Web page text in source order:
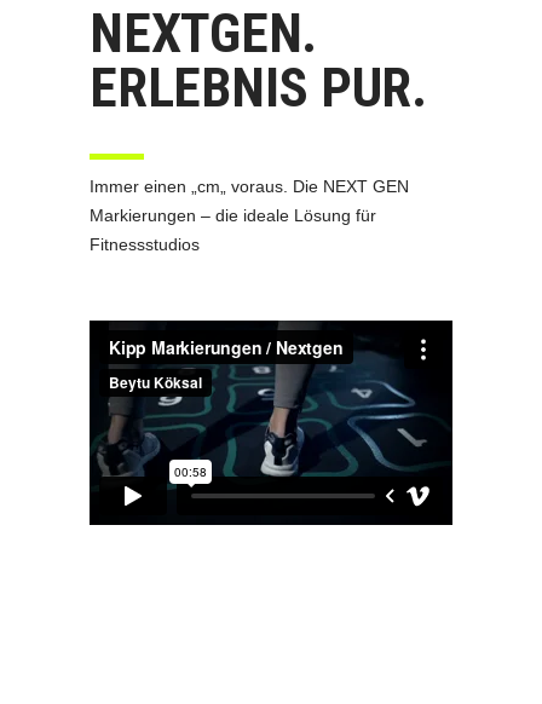
NEXTGEN.
ERLEBNIS PUR.
Immer einen „cm„ voraus. Die NEXT GEN
Markierungen – die ideale Lösung für
Fitnessstudios